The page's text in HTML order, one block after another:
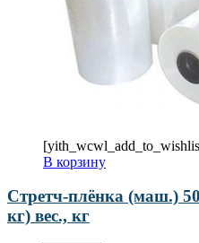
В корзину
Стретч-плёнка (маш.)
кг) вес., кг